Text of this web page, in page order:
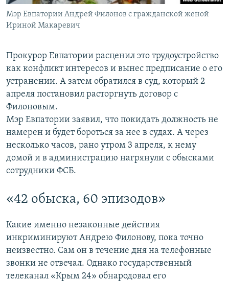
Мэр Евпатории Андрей Филонов с гражданской женой
Ириной Макаревич
Прокурор Евпатории расценил это трудоустройство
как конфликт интересов и вынес предписание о его
устранении. А затем обратился в суд, который 2
апреля постановил расторгнуть договор с
Филоновым.
Мэр Евпатории заявил, что покидать должность не
намерен и будет бороться за нее в судах. А через
несколько часов, рано утром 3 апреля, к нему
домой и в администрацию нагрянули с обысками
сотрудники ФСБ.
«42 обыска, 60 эпизодов»
Какие именно незаконные действия
инкриминируют Андрею Филонову, пока точно
неизвестно. Сам он в течение дня на телефонные
звонки не отвечал. Однако государственный
телеканал «Крым 24» обнародовал его